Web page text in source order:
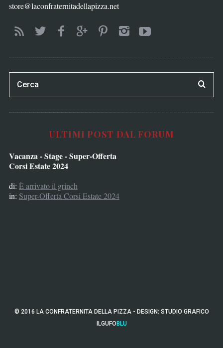
store@laconfraternitadellapizza.net
ULTIMI POST DAL FORUM
Vacanza - Stage - Super-Offerta
Corsi Estate 2024
di: È arrivato il grinch
in: Super-Offerta Corsi Estate 2024
© 2016 LA CONFRATERNITA DELLA PIZZA - DESIGN: STUDIO GRAFICO
ILGUFO BLU